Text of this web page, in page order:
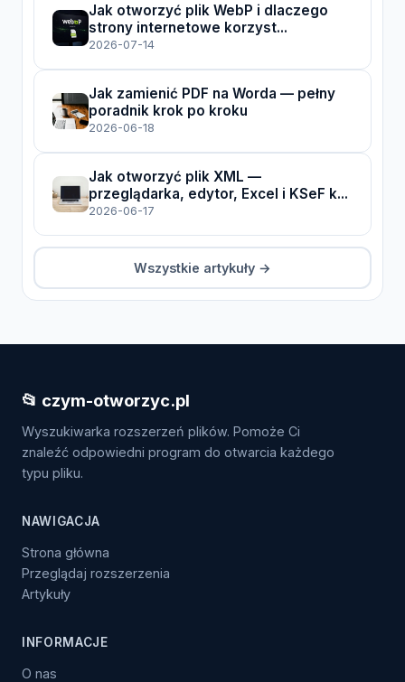
Jak otworzyć plik WebP i dlaczego
strony internetowe korzyst...
2026-07-14
Jak zamienić PDF na Worda — pełny
poradnik krok po kroku
2026-06-18
Jak otworzyć plik XML —
przeglądarka, edytor, Excel i KSeF k...
2026-06-17
Wszystkie artykuły →
📂 czym-otworzyc.pl
Wyszukiwarka rozszerzeń plików. Pomoże Ci
znaleźć odpowiedni program do otwarcia każdego
typu pliku.
NAWIGACJA
Strona główna
Przeglądaj rozszerzenia
Artykuły
INFORMACJE
O nas